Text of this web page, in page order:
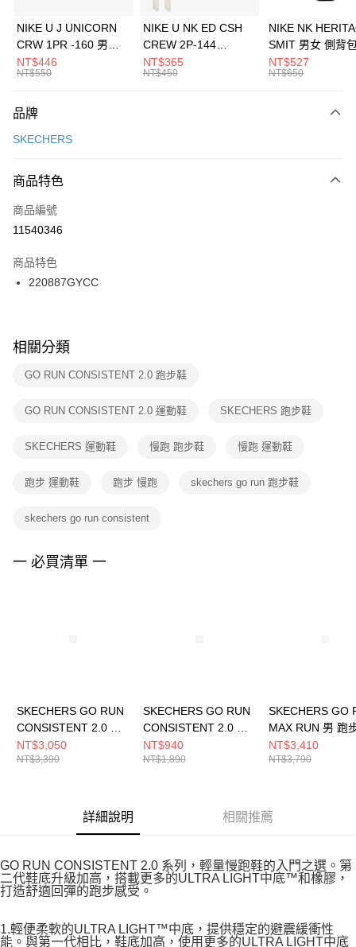
元大商業銀行
台灣樂天信用卡公司
全盈+PAY
AFTEE先享後付
【關於「AFTEE先享後付」】
便利好安心！
３．安心：先確認商品／服務後，再付款。
【「AFTEE先享後付」結帳流程】
１．於結帳方式選擇「AFTEE先享後付」後，將跳轉至「AFTEE先享後付」
２．訂單成立數日內，您將收到繳費通知簡訊。
３．收到繳費通知簡訊後14天內，點擊此簡訊中的連結，可透過四大超商／
ATM／網路銀行／等多元方式進行付款，方視為交易完成。
※ 交易是否成功請以「AFTEE先享後付 」之結帳頁面顯示為準，若有關於
是否繳費成功／繳費後需取消欲退款等相關疑問，請聯繫「AFTEE先享後付
客戶支援中心」https://netprotections.freshdesk.com/support/home
１．透過由恩沛科技股份有限公司提供之「AFTEE先享後付」服務完成之交
權轉讓予恩沛科技股份有限公司。
３．未成年的使用者請事先徵得法定代理人或監護人之同意方可使用
任。
請求用戶進行身份認證。
５．嚴禁一人註冊多個帳號或使用他人資訊註冊。若發現惡意使用之情形，
運送方式
每筆NT$100，滿NT$1,500(含以上)免運費
宅配
每筆NT$100，滿NT$1,500(含以上)免運費
付款後門市自取
每筆NT$100，滿NT$1,500(含以上)免運費
NIKE U J UNICORN
CRW 1PR -160 男女
中統襪 FZ3393100
NT$446
NT$550
NIKE U NK ED CSH
CREW 2P-144
EMBRDY 男女 短統襪
FZ3073133
NT$365
NT$450
NIKE NK
SMIT 男女 側背
BA5871010
NT$527
NT$650
品牌
SKECHERS
商品特色
商品編號
11540346
商品特色
220887GYCC
相關分類
GO RUN CONSISTENT 2.0 跑步鞋
GO RUN CONSISTENT 2.0 運動鞋 SKECHERS 跑步鞋
SKECHERS 運動鞋 慢跑 跑步鞋 慢跑 運動鞋
跑步 運動鞋 跑步 慢跑 skechers go run 跑步鞋
skechers go run consistent
一 必買清單 一
SKECHERS GO RUN
CONSISTENT 2.0 男
跑步鞋 220887BLK
NT$3,050
NT$3,390
SKECHERS GO RUN
CONSISTENT 2.0 女
童 休閒鞋
303924LPKBL
NT$940
NT$1,890
SKECHERS GO
MAX RUN 男 跑
221001CHAR
NT$3,410
NT$3,790
詳細說明 相關推薦
GO RUN CONSISTENT 2.0 系列，輕量慢跑鞋的入門之選。第
二代鞋底升級加高，搭載更多的ULTRA LIGHT中底™和橡膠，
打造舒適回彈的跑步感受。
1.輕便柔軟的ULTRA LIGHT™中底，提供穩定的避震緩衝性
能。與第一代相比，鞋底加高，使用更多的ULTRA LIGHT中底